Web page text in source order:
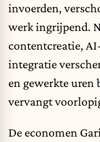
invoerden,
werk ingrijpend.
contentcreatie,
integratie
en gewerkte uren
vervangt
De economen